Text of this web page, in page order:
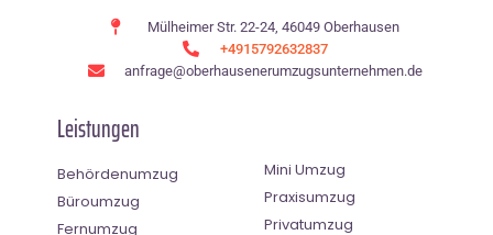
Mülheimer Str. 22-24, 46049 Oberhausen
+4915792632837
anfrage@oberhausenerumzugsunternehmen.de
Leistungen
Behördenumzug
Büroumzug
Fernumzug
Mini Umzug
Praxisumzug
Privatumzug